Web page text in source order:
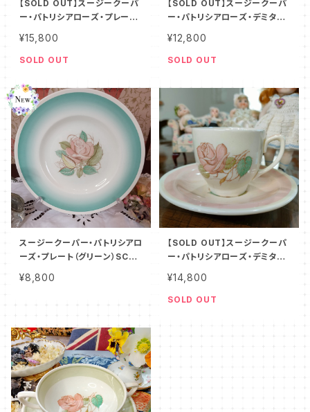
【SOLD OUT】スージークーパ
ー・パトリシアローズ・プレート
90
¥15,800
SOLD OUT
【SOLD OUT】スージークーパ
ー・パトリシアローズ・デミタス
¥12,800
SOLD OUT
スージークーパー・パトリシアロ
ーズ・プレート（グリーン）SCPA
¥8,800
【SOLD OUT】スージークーパ
ー・パトリシアローズ・デミタス
¥14,800
SOLD OUT